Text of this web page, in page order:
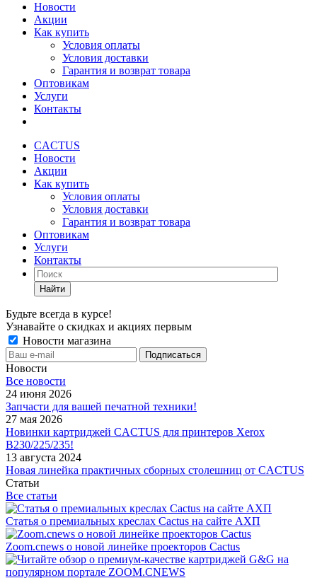
Новости
Акции
Как купить
Условия оплаты
Условия доставки
Гарантия и возврат товара
Оптовикам
Услуги
Контакты
CACTUS
Новости
Акции
Как купить
Условия оплаты
Условия доставки
Гарантия и возврат товара
Оптовикам
Услуги
Контакты
Найти
Будьте всегда в курсе!
Узнавайте о скидках и акциях первым
Новости магазина
Новости
Все новости
24 июня 2026
Запчасти для вашей печатной техники!
27 мая 2026
Новинки картриджей CACTUS для принтеров Xerox
B230/225/235!
13 августа 2024
Новая линейка практичных сборных столешниц от CACTUS
Статьи
Все статьи
Статья о премиальных креслах Cactus на сайте АХП
Zoom.cnews о новой линейке проекторов Cactus